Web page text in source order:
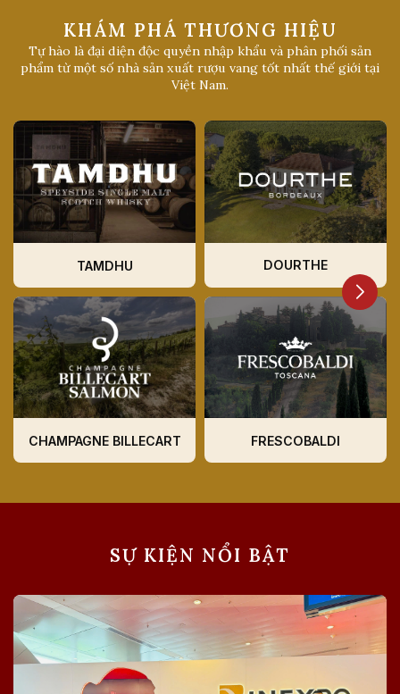
KHÁM PHÁ THƯƠNG HIỆU
Tự hào là đại diện độc quyền nhập khẩu và phân phối sản
phẩm từ một số nhà sản xuất rượu vang tốt nhất thế giới tại
Việt Nam.
TAMDHU DOURTHE
CHAMPAGNE BILLECART FRESCOBALDI
SỰ KIỆN NỔI BẬT